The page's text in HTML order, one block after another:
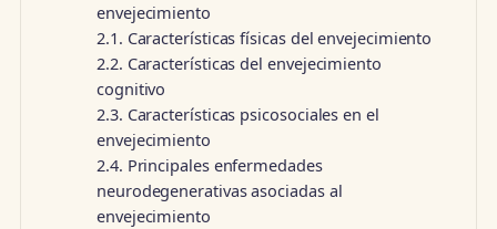
envejecimiento
2.1. Características físicas del envejecimiento
2.2. Características del envejecimiento
cognitivo
2.3. Características psicosociales en el
envejecimiento
2.4. Principales enfermedades
neurodegenerativas asociadas al
envejecimiento